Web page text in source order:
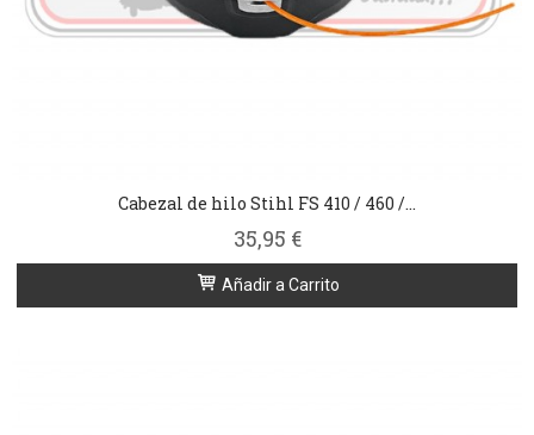
Cabezal de hilo Stihl FS 410 / 460 /...
35,95 €
Añadir a Carrito